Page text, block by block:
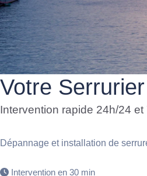
Votre
Intervention rapide 24h/24 et
Dépannage et installation de
Intervention en 30 min